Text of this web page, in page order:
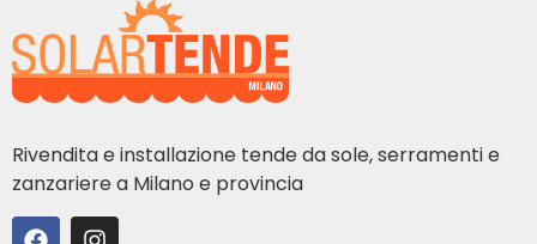
Rivendita e installazione tende da sole, serramenti e
zanzariere a Milano e provincia